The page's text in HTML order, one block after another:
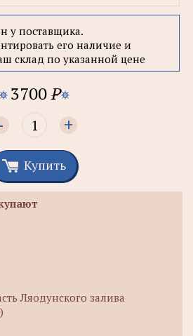
у поставщика.
его наличие и
склад по указанной цене
3700P
+
Купить
Ляодунского залива